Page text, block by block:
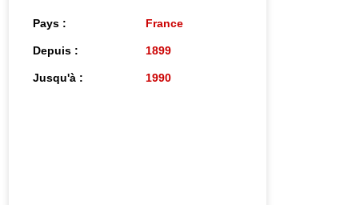
Pays : France
Depuis : 1899
Jusqu'à : 1990